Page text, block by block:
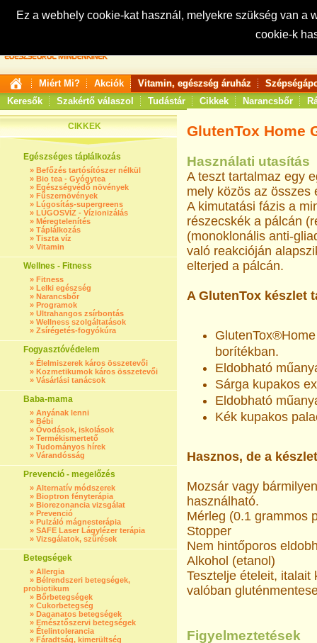
Ez a webhely cookie-kat használ, melyekre szükség van
cookie-k
Keresés:
Miért Mi? Akciók Vitamin, egészség áruház
Keresők
Szakértő válaszol Tudástár Cikkek Narancsbőr
CIKKEK
Egészséges táplálkozás
» Befőzés tartósítószer nélkül
» Bio tea - Gyógytea
» Egészségvédő növények
» Fűszernövények
» Lúgosítás-supergreens
» LÚGOSVÍZ - Vízionizálás
» Méregtelenítés
» Táplálkozás
» Tiszta víz
» Vitamin
Wellnes - Fitness
» Fitness
» Lelki egészség
» Narancsbőr
» Programok
» Ultrahangos zsírbontás
» Wellness szolgáltatások
» Zsírégetés-fogyókúra
Fogyasztóvédelem
» Élelmiszerek káros összetevői
» Kozmetikumok káros összetevői
» Vásárlási tanácsok
Baba-mama
» Anyának lenni
» Bébi
» Óvodások, iskolások
» Termékismertető
» Tudományos hírek
» Várandósság
Prevenció - megelőzés
» Alternatív módszerek
» Bioptron fényterápia
» Biorezonancia vizsgálat
» Prevenció
» Pulzáló mágnesterápia
» SAFE Laser Lágylézer terápia
» Vizsgálatok, szűrések
Betegségek
» Allergia
» Bélrendszeri betegségek,
probiotikum
» Bőrbetegségek
» Cukorbetegség
» Daganatos betegségek
» Emésztőszervi betegségek
» Ételintolerancia
» Fáradtság, kimerültség
GlutenTox Home
Használati utasítás
A teszt tartalmaz egy
mely közös az összes
A kimutatási fázis a
részecskék a pálcán
(monoklonális anti-
való reakcióján
elterjed a pálcán.
A GlutenTox készlet
borítékban.
Eldobható
Sárga kupakos
Eldobható
Kék kupakos
Hasznos, de a
Mozsár vagy
használható.
Mérleg (0.1 grammos
Stopper
Nem hintőporos
Alkohol (etanol)
Tesztelje ételeit, italait
valóban
Figyelmeztetések